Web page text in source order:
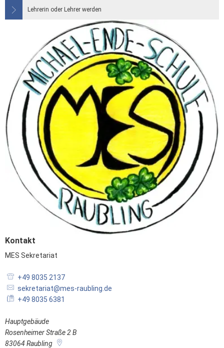
Lehrerin oder Lehrer werden
Kontakt
MES Sekretariat
+49 8035 2137
sekretariat@mes-raubling.de
+49 8035 6381
Hauptgebäude
Rosenheimer Straße 2 B
83064 Raubling